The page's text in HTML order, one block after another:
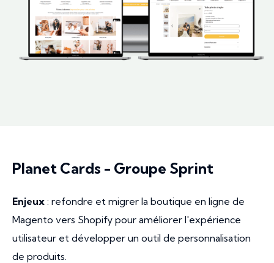
Planet Cards - Groupe Sprint
Enjeux : refondre et migrer la boutique en ligne de
Magento vers Shopify pour améliorer l'expérience
utilisateur et développer un outil de personnalisation
de produits.